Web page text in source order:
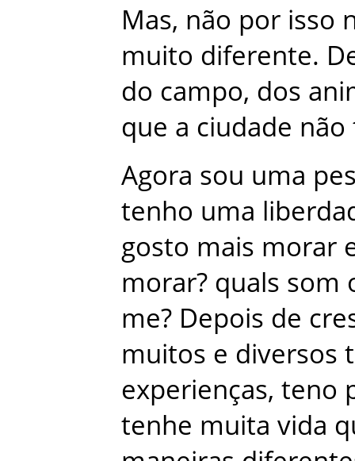
Mas, não por isso
muito diferente.
do campo, dos
que a ciudade não
Agora sou uma
tenho uma
gosto mais morar
morar? quals som
me? Depois de
muitos e diversos
experienças, teno
tenhe muita vida